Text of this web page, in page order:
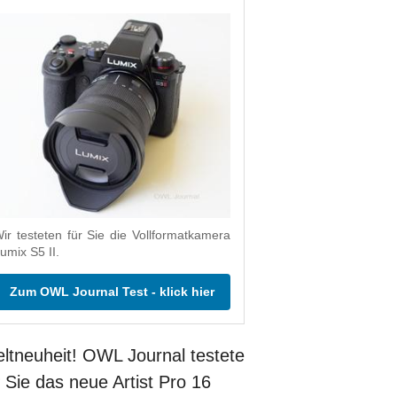
testeten für Sie die Vollformatkamera
S5 II.
Zum OWL Journal Test - klick hier
OWL Journal testete
Sie das neue Artist Pro 16